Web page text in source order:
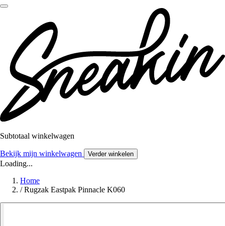
Subtotaal winkelwagen
Bekijk mijn winkelwagen Verder winkelen
Loading...
Home
/ Rugzak Eastpak Pinnacle K060